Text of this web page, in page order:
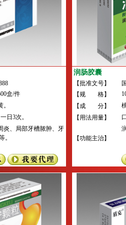
盒/件
日3次。
炎、局部牙槽脓肿、牙
。
润肠胶囊
【批准文号】
【规 格】
【成 分】
【用法用量】
【功能主治】